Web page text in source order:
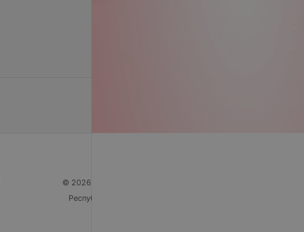
© 2026 ООО «Артокс Лаб», УНП 191700409
Республика Беларусь, г. Минск, улица Толбухина, 2,